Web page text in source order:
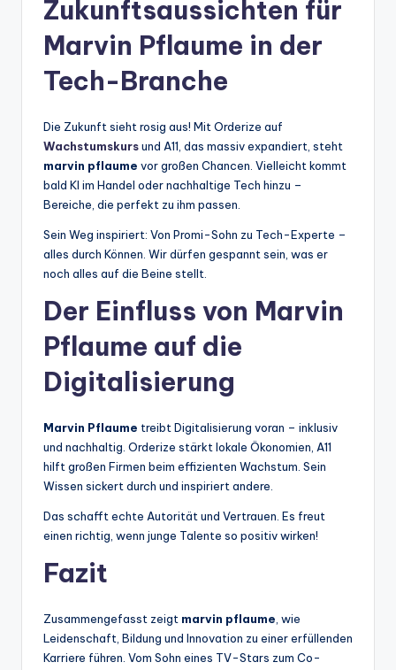
Zukunftsaussichten für
Marvin Pflaume in der
Tech-Branche
Die Zukunft sieht rosig aus! Mit Orderize auf
Wachstumskursund A11, das massiv expandiert, steht
marvin pflaume vor großen Chancen. Vielleicht kommt
bald KI im Handel oder nachhaltige Tech hinzu –
Bereiche, die perfekt zu ihm passen.
Sein Weg inspiriert: Von Promi-Sohn zu Tech-Experte –
alles durch Können. Wir dürfen gespannt sein, was er
noch alles auf die Beine stellt.
Der Einfluss von Marvin
Pflaume auf die
Digitalisierung
Marvin Pflaume treibt Digitalisierung voran – inklusiv
und nachhaltig. Orderize stärkt lokale Ökonomien, A11
hilft großen Firmen beim effizienten Wachstum. Sein
Wissen sickert durch und inspiriert andere.
Das schafft echte Autorität und Vertrauen. Es freut
einen richtig, wenn junge Talente so positiv wirken!
Fazit
Zusammengefasst zeigt marvin pflaume, wie
Leidenschaft, Bildung und Innovation zu einer erfüllenden
Karriere führen. Vom Sohn eines TV-Stars zum Co-